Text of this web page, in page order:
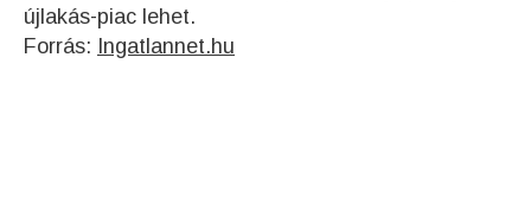
újlakás-piac lehet.
Forrás: Ingatlannet.hu